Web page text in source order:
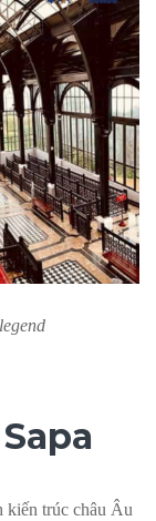
kiến trúc châu Âu